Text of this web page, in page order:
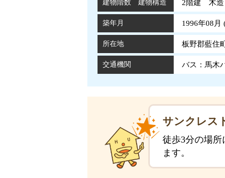
建物階数 建物構造 2階建 木造
築年月 1996年08月
所在地 板野郡藍住
交通機関 バス：馬木
サンクレス
徒歩3分の場
ます。